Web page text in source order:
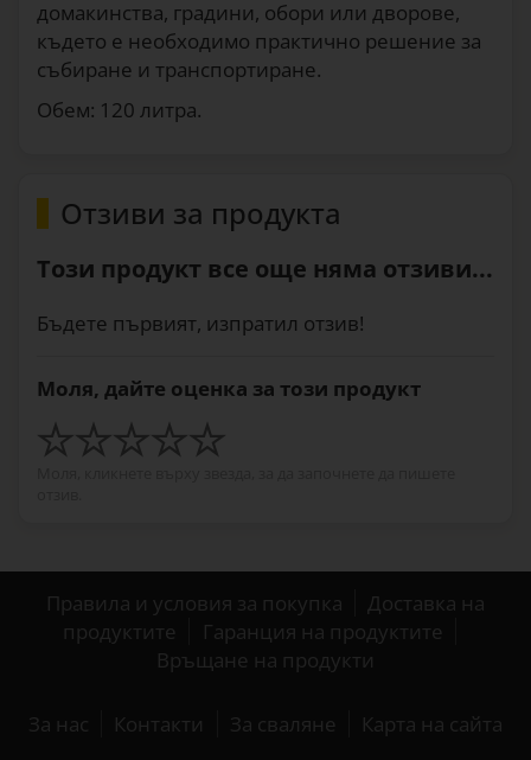
домакинства, градини, обори или дворове,
където е необходимо практично решение за
събиране и транспортиране.
Обем: 120 литра.
Отзиви за продукта
Този продукт все още няма отзиви...
Бъдете първият, изпратил отзив!
Моля, дайте оценка за този продукт
Правила и условия за покупка
Доставка на
продуктите
Гаранция на продуктите
Връщане на продукти
За нас Контакти За сваляне Карта на сайта